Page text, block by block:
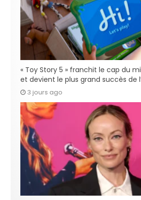
« Toy Story 5 » franchit le cap du
et devient le plus grand succès de
3 jours ago